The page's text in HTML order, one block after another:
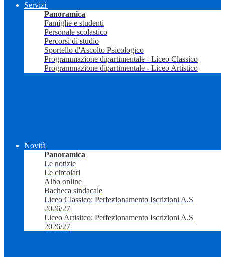
Servizi
Panoramica
Famiglie e studenti
Personale scolastico
Percorsi di studio
Sportello d'Ascolto Psicologico
Programmazione dipartimentale - Liceo Classico
Programmazione dipartimentale - Liceo Artistico
Novità
Panoramica
Le notizie
Le circolari
Albo online
Bacheca sindacale
Liceo Classico: Perfezionamento Iscrizioni A.S
2026/27
Liceo Artisitco: Perfezionamento Iscrizioni A.S
2026/27